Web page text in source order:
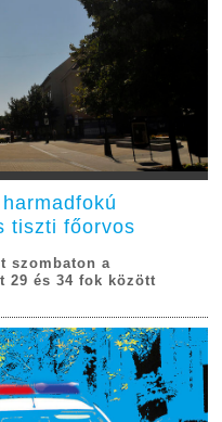
tiszti főorvos
szombaton a
29 és 34 fok között